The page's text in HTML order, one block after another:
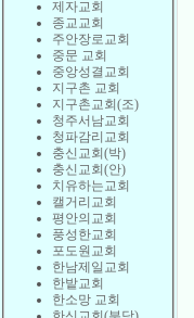
제자교회
종교교회
주안장로교회
중문 교회
중앙성결교회
지구촌 교회
지구촌교회(조)
청주서남교회
청파감리교회
충신교회(박)
충신교회(안)
치유하는교회
캘거리교회
평안의교회
풍성한교회
포도원교회
한남제일교회
한밭교회
한소망 교회